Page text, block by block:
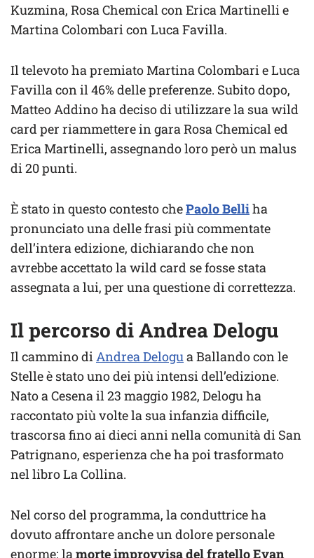
Kuzmina, Rosa Chemical con Erica Martinelli e
Martina Colombari con Luca Favilla.
Il televoto ha premiato Martina Colombari e Luca
Favilla con il 46% delle preferenze. Subito dopo,
Matteo Addino ha deciso di utilizzare la sua wild
card per riammettere in gara Rosa Chemical ed
Erica Martinelli, assegnando loro però un malus
di 20 punti.
È stato in questo contesto chePaolo Belliha
pronunciato una delle frasi più commentate
dell’intera edizione, dichiarando che non
avrebbe accettato la wild card se fosse stata
assegnata a lui, per una questione di correttezza.
Il percorso di Andrea Delogu
Il cammino diAndrea Delogua Ballando con le
Stelle è stato uno dei più intensi dell’edizione.
Nato a Cesena il 23 maggio 1982, Delogu ha
raccontato più volte la sua infanzia difficile,
trascorsa fino ai dieci anni nella comunità di San
Patrignano, esperienza che ha poi trasformato
nel libro La Collina.
Nel corso del programma, la conduttrice ha
dovuto affrontare anche un dolore personale
enorme: la morte improvvisa del fratello Evan